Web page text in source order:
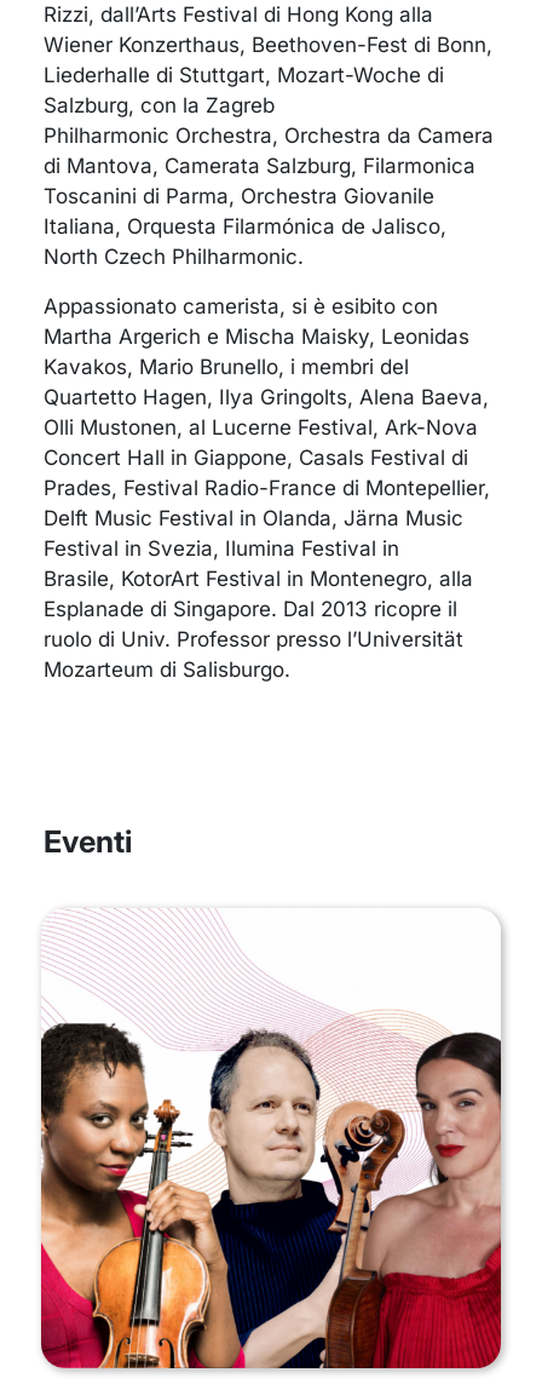
Rizzi, dall’Arts Festival di Hong Kong alla
Wiener Konzerthaus, Beethoven-Fest di Bonn,
Liederhalle di Stuttgart, Mozart-Woche di
Salzburg, con la Zagreb
Philharmonic Orchestra, Orchestra da Camera
di Mantova, Camerata Salzburg, Filarmonica
Toscanini di Parma, Orchestra Giovanile
Italiana, Orquesta Filarmónica de Jalisco,
North Czech Philharmonic.
Appassionato camerista, si è esibito con
Martha Argerich e Mischa Maisky, Leonidas
Kavakos, Mario Brunello, i membri del
Quartetto Hagen, Ilya Gringolts, Alena Baeva,
Olli Mustonen, al Lucerne Festival, Ark-Nova
Concert Hall in Giappone, Casals Festival di
Prades, Festival Radio-France di Montepellier,
Delft Music Festival in Olanda, Järna Music
Festival in Svezia, Ilumina Festival in
Brasile, KotorArt Festival in Montenegro, alla
Esplanade di Singapore. Dal 2013 ricopre il
ruolo di Univ. Professor presso l’Universität
Mozarteum di Salisburgo.
Eventi